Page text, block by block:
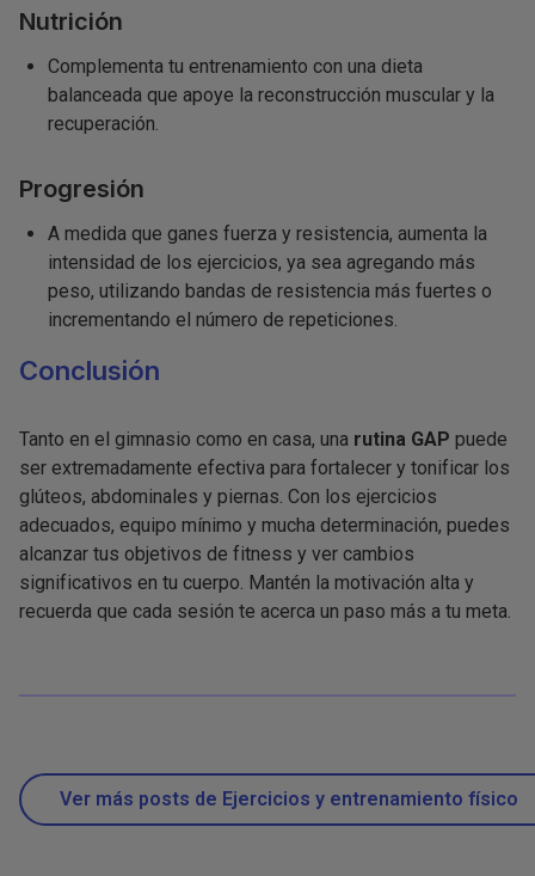
Nutrición
Complementa tu entrenamiento con una dieta
balanceada que apoye la reconstrucción muscular y la
recuperación.
Progresión
A medida que ganes fuerza y resistencia, aumenta la
intensidad de los ejercicios, ya sea agregando más
peso, utilizando bandas de resistencia más fuertes o
incrementando el número de repeticiones.
Conclusión
Tanto en el gimnasio como en casa, una rutina GAP puede
ser extremadamente efectiva para fortalecer y tonificar los
glúteos, abdominales y piernas. Con los ejercicios
adecuados, equipo mínimo y mucha determinación, puedes
alcanzar tus objetivos de fitness y ver cambios
significativos en tu cuerpo. Mantén la motivación alta y
recuerda que cada sesión te acerca un paso más a tu meta.
Ver más posts de Ejercicios y entrenamiento físico